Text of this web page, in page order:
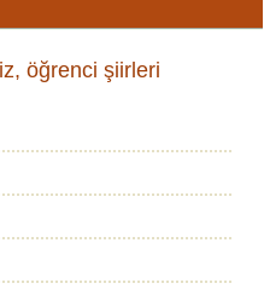
öğrenci şiirleri